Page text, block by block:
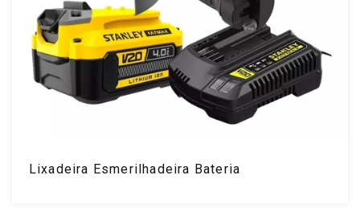
Lixadeira Esmerilhadeira Bateria